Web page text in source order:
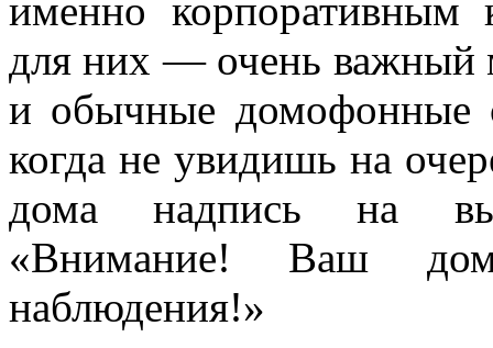
именно корпоративным
для них — очень важный
и обычные
когда не увидишь на
дома надпись на
«Внимание! Ваш
наблюдения!»